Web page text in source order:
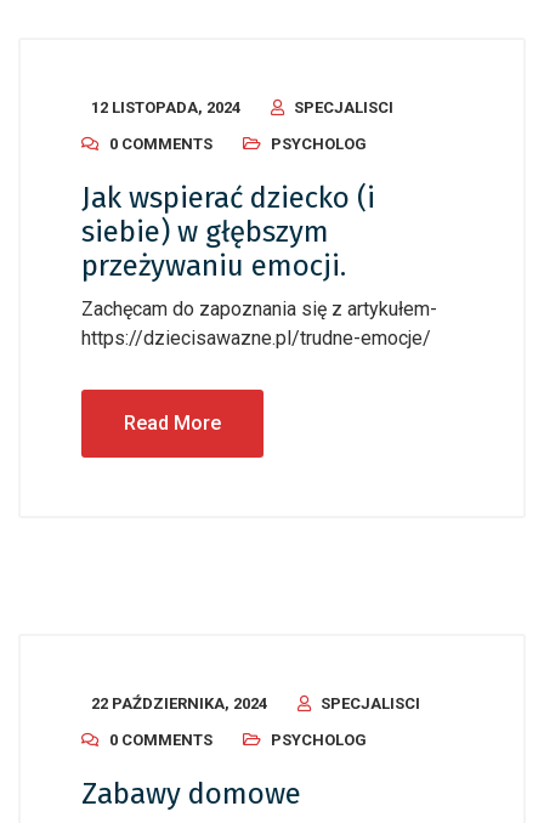
12 LISTOPADA, 2024
SPECJALISCI
0 COMMENTS
PSYCHOLOG
Jak wspierać dziecko (i
siebie) w głębszym
przeżywaniu emocji.
Zachęcam do zapoznania się z artykułem-
https://dziecisawazne.pl/trudne-emocje/
Read More
22 PAŹDZIERNIKA, 2024
SPECJALISCI
0 COMMENTS
PSYCHOLOG
Zabawy domowe